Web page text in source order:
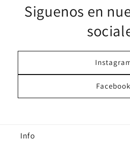
Siguenos en
Facebook
Info